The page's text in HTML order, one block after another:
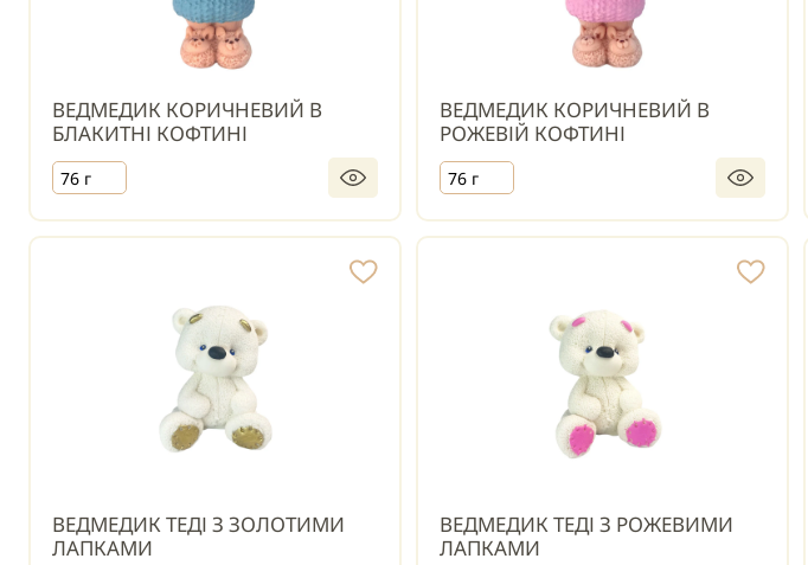
ВЕДМЕДИК КОРИЧНЕВИЙ В
БЛАКИТНІ КОФТИНІ
76 г
ВЕДМЕДИК КОРИЧНЕВИЙ В
РОЖЕВІЙ КОФТИНІ
76 г
ВЕДМЕДИК ТЕДІ З ЗОЛОТИМИ
ЛАПКАМИ
ВЕДМЕДИК ТЕДІ З РОЖЕВИМИ
ЛАПКАМИ